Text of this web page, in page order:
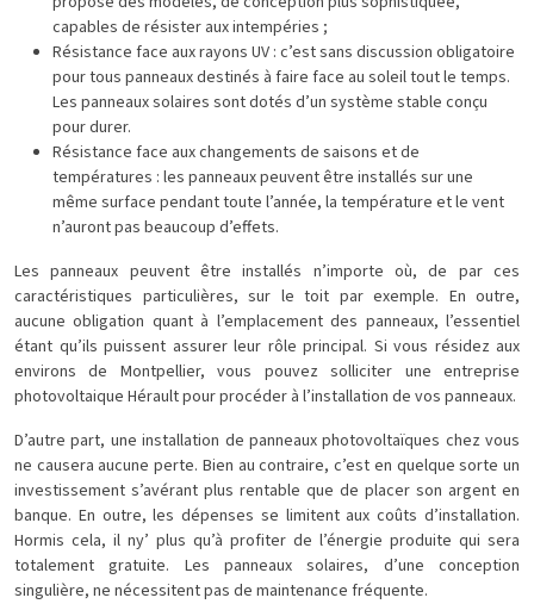
capables de résister aux intempéries ;
Résistance face aux rayons UV : c’est sans discussion obligatoire
pour tous panneaux destinés à faire face au soleil tout le temps.
Les panneaux solaires sont dotés d’un système stable conçu
pour durer.
Résistance face aux changements de saisons et de
températures : les panneaux peuvent être installés sur une
même surface pendant toute l’année, la température et le vent
n’auront pas beaucoup d’effets.
Les panneaux peuvent être installés n’importe où, de par ces
caractéristiques particulières, sur le toit par exemple. En outre,
aucune obligation quant à l’emplacement des panneaux, l’essentiel
étant qu’ils puissent assurer leur rôle principal. Si vous résidez aux
environs de Montpellier, vous pouvez solliciter une entreprise
photovoltaique Hérault pour procéder à l’installation de vos panneaux.
D’autre part, une installation de panneaux photovoltaïques chez vous
ne causera aucune perte. Bien au contraire, c’est en quelque sorte un
investissement s’avérant plus rentable que de placer son argent en
banque. En outre, les dépenses se limitent aux coûts d’installation.
Hormis cela, il ny’ plus qu’à profiter de l’énergie produite qui sera
totalement gratuite. Les panneaux solaires, d’une conception
singulière, ne nécessitent pas de maintenance fréquente.